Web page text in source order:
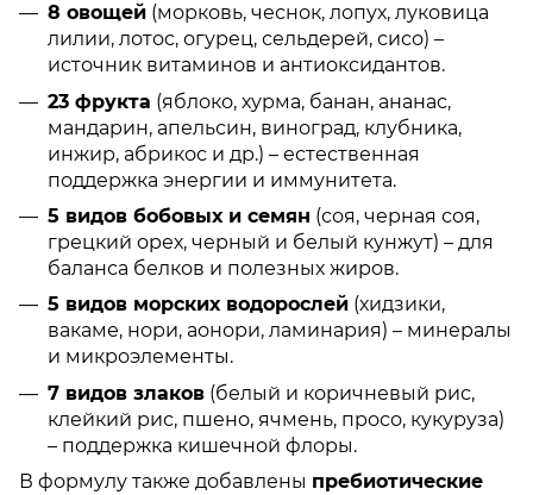
8 овощей (морковь, чеснок, лопух, луковица
лилии, лотос, огурец, сельдерей, сисо) –
источник витаминов и антиоксидантов.
23 фрукта (яблоко, хурма, банан, ананас,
мандарин, апельсин, виноград, клубника,
инжир, абрикос и др.) – естественная
поддержка энергии и иммунитета.
5 видов бобовых и семян (соя, черная соя,
грецкий орех, черный и белый кунжут) – для
баланса белков и полезных жиров.
5 видов морских водорослей (хидзики,
вакаме, нори, аонори, ламинария) – минералы
и микроэлементы.
7 видов злаков (белый и коричневый рис,
клейкий рис, пшено, ячмень, просо, кукуруза)
– поддержка кишечной флоры.
В формулу также добавлены пребиотические